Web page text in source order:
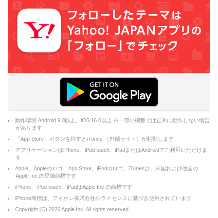
動作環境 Android 9.0以上、iOS 16.0以上 ※一部の機種では正常に動作しない場合
があります
「App Store」ボタンを押すとiTunes （外部サイト）が起動します
アプリケーションはiPhone、iPod touch、iPadまたはAndroidでご利用いただけま
す
Apple、Appleのロゴ、App Store、iPodのロゴ、iTunesは、米国および他国の
Apple Inc.の登録商標です
iPhone、iPod touch、iPadはApple Inc.の商標です
iPhone商標は、アイホン株式会社のライセンスに基づき使用されています
Copyright (C) 2026Apple Inc. All rights reserved.